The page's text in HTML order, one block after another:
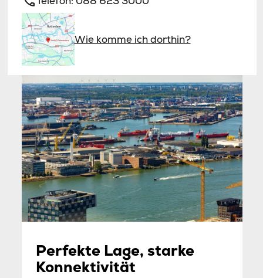
Wie komme ich dorthin?
Perfekte Lage, starke
Konnektivität